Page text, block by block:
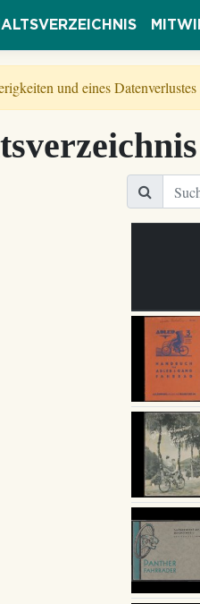
und eines